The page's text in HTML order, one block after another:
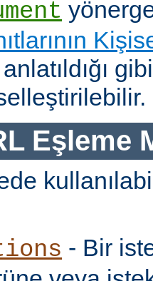
Eşleme
- Bir